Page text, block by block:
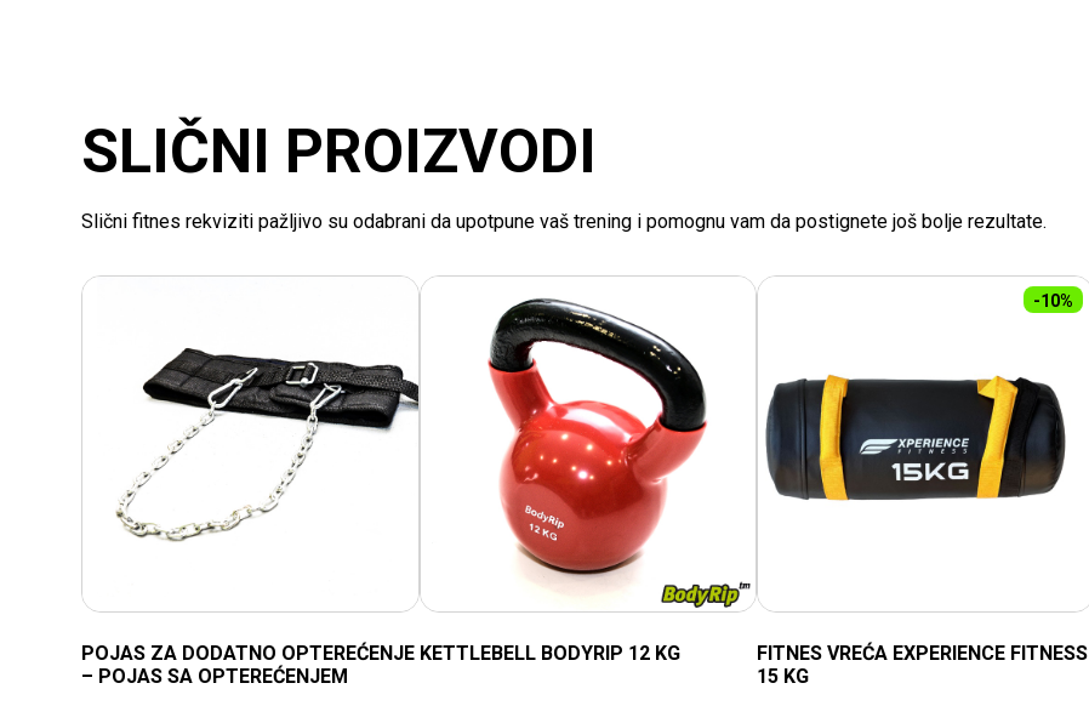
SLIČNI PROIZVODI
Slični fitnes rekviziti pažljivo su odabrani da upotpune vaš trening i pomognu vam da postignete još bolje rezultate.
POJAS ZA DODATNO OPTEREĆENJE
– POJAS SA OPTEREĆENJEM
KETTLEBELL BODYRIP 12 KG
-10%
FITNES VREĆA EXPERIENCE FITNESS
15 KG